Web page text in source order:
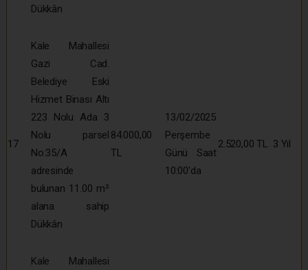
Dükkân
17
Kale Mahallesi
Gazi Cad.
Belediye Eski
Hizmet Binası Altı
223 Nolu Ada 3
Nolu parsel
No:35/A
adresinde
bulunan 11.00 m²
alana sahip
Dükkân
84.000,00
TL
13/02/2025
Perşembe
Günü Saat
10:00’da
2.520,00 TL 3 Yıl
Kale Mahallesi